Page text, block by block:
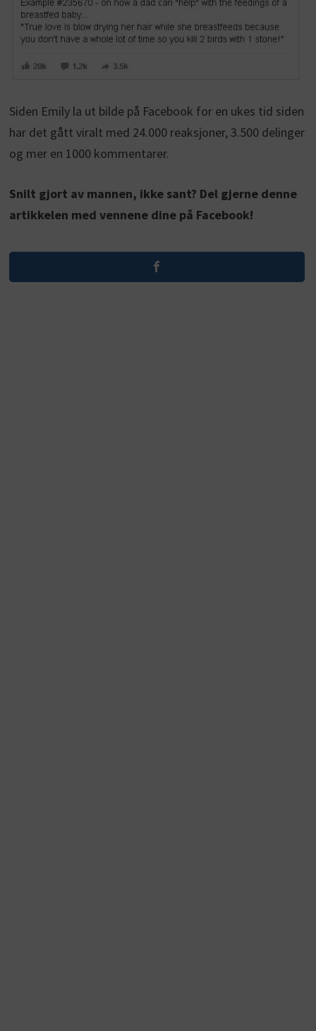
Siden Emily la ut bilde på Facebook for en ukes tid siden
har det gått viralt med 24.000 reaksjoner, 3.500 delinger
og mer en 1000 kommentarer.
Snilt gjort av mannen, ikke sant? Del gjerne denne
artikkelen med vennene dine på Facebook!